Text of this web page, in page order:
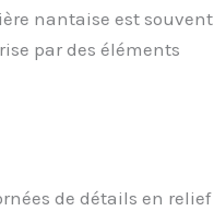
nantaise est souvent
par des éléments
de détails en relief